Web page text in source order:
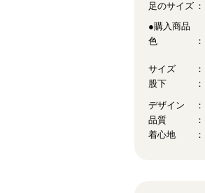
足のサイズ
●購入商品
色
サイズ
股下
デザイン
品質
着心地